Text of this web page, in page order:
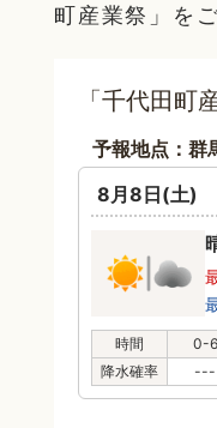
町産業祭」を
「千代田
予報地点：群
8月8日(土)
時間 0-6
降水確率
---